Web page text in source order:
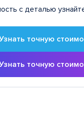
с деталью
точную
точную